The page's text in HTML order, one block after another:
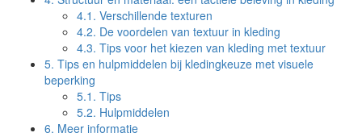
4.1. Verschillende texturen
4.2. De voordelen van textuur in kleding
4.3. Tips voor het kiezen van kleding met textuur
5. Tips en hulpmiddelen bij kledingkeuze met visuele
beperking
5.1. Tips
5.2. Hulpmiddelen
6. Meer informatie